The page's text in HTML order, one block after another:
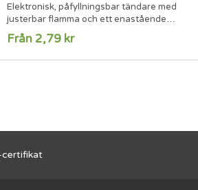
Elektronisk, påfyllningsbar tändare med
justerbar flamma och ett enastående
metalliskt utseende. Utrustad med
barnsäkring. TÜV-certifierade
Från 2,79 kr
certifikat